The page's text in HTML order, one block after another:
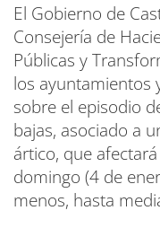
El Gobierno de
Consejería de
Públicas y
los ayuntamientos
sobre el episodio
bajas, asociado a
ártico, que
domingo (4 de
menos, hasta